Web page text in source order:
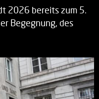
2026 bereits zum 5.
Begegnung, des